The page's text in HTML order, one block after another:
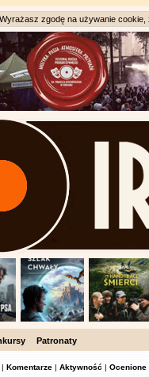
zgodę na używanie
Patronaty
| Komentarze | Aktywność | Ocenione